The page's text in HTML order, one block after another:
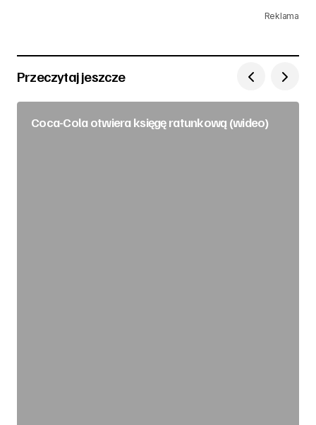
Reklama
Przeczytaj jeszcze
Coca-Cola otwiera księgę ratunkową (wideo)